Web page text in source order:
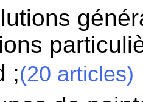
;(20 articles)